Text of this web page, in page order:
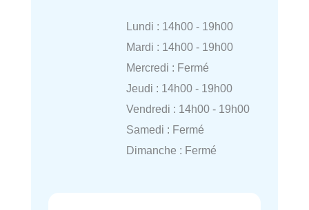
Lundi : 14h00 - 19h00
Mardi : 14h00 - 19h00
Mercredi : Fermé
Jeudi : 14h00 - 19h00
Vendredi : 14h00 - 19h00
Samedi : Fermé
Dimanche : Fermé